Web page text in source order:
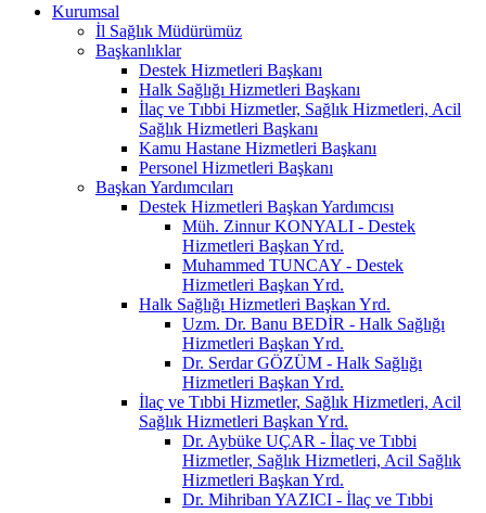
Kurumsal
İl Sağlık Müdürümüz
Başkanlıklar
Destek Hizmetleri Başkanı
Halk Sağlığı Hizmetleri Başkanı
İlaç ve Tıbbi Hizmetler, Sağlık Hizmetleri, Acil
Sağlık Hizmetleri Başkanı
Kamu Hastane Hizmetleri Başkanı
Personel Hizmetleri Başkanı
Başkan Yardımcıları
Destek Hizmetleri Başkan Yardımcısı
Müh. Zinnur KONYALI - Destek
Hizmetleri Başkan Yrd.
Muhammed TUNCAY - Destek
Hizmetleri Başkan Yrd.
Halk Sağlığı Hizmetleri Başkan Yrd.
Uzm. Dr. Banu BEDİR - Halk Sağlığı
Hizmetleri Başkan Yrd.
Dr. Serdar GÖZÜM - Halk Sağlığı
Hizmetleri Başkan Yrd.
İlaç ve Tıbbi Hizmetler, Sağlık Hizmetleri, Acil
Sağlık Hizmetleri Başkan Yrd.
Dr. Aybüke UÇAR - İlaç ve Tıbbi
Hizmetler, Sağlık Hizmetleri, Acil Sağlık
Hizmetleri Başkan Yrd.
Dr. Mihriban YAZICI - İlaç ve Tıbbi